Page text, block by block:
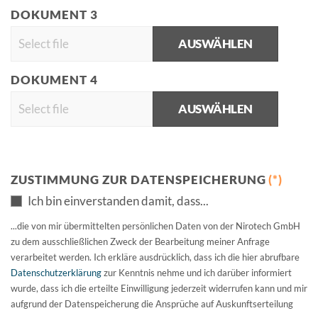
DOKUMENT 3
AUSWÄHLEN
DOKUMENT 4
AUSWÄHLEN
ZUSTIMMUNG ZUR DATENSPEICHERUNG (*)
Ich bin einverstanden damit, dass...
...die von mir übermittelten persönlichen Daten von der Nirotech GmbH
zu dem ausschließlichen Zweck der Bearbeitung meiner Anfrage
verarbeitet werden. Ich erkläre ausdrücklich, dass ich die hier abrufbare
Datenschutzerklärungzur Kenntnis nehme und ich darüber informiert
wurde, dass ich die erteilte Einwilligung jederzeit widerrufen kann und mir
aufgrund der Datenspeicherung die Ansprüche auf Auskunftserteilung